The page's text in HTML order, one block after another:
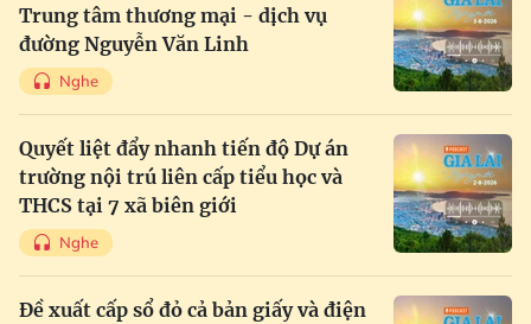
Trung tâm thương mại - dịch vụ
đường Nguyễn Văn Linh
Nghe
Quyết liệt đẩy nhanh tiến độ Dự án
trường nội trú liên cấp tiểu học và
THCS tại 7 xã biên giới
Nghe
Đề xuất cấp sổ đỏ cả bản giấy và điện